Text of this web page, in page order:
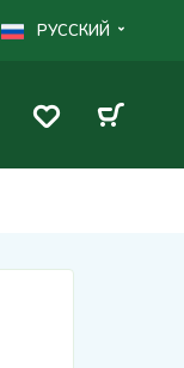
РУССКИЙ